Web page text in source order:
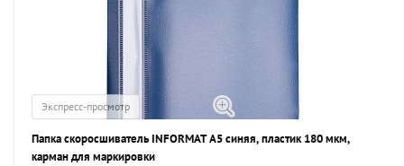
Экспресс-просмотр
Папка скоросшиватель INFORMAT А5 синяя, пластик 180 мкм,
карман для маркировки